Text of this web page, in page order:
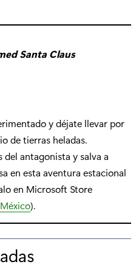
Santa Claus
y déjate llevar por
de tierras heladas.
antagonista y salva a
en esta aventura estacional
en Microsoft Store
México).